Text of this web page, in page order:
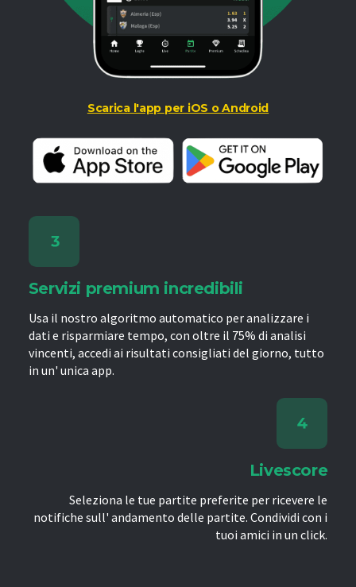
Scarica l'app per iOS o Android
Servizi premium incredibili
Usa il nostro algoritmo automatico per analizzare i
dati e risparmiare tempo, con oltre il 75% di analisi
vincenti, accedi ai risultati consigliati del giorno, tutto
in un' unica app.
Livescore
Seleziona le tue partite preferite per ricevere le
notifiche sull' andamento delle partite. Condividi con i
tuoi amici in un click.